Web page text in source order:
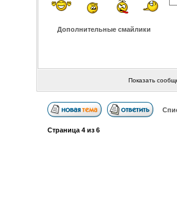
Дополнительные смайлики
Показать
Страница 4из 6